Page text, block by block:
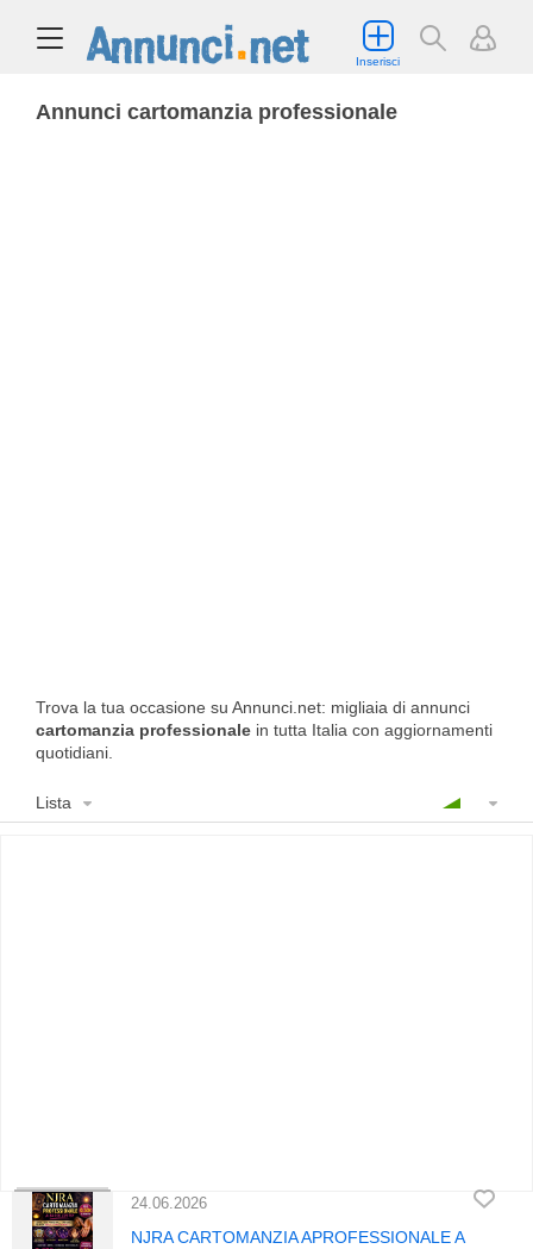
Inserisci
Annunci cartomanzia professionale
Trova la tua occasione su Annunci.net: migliaia di annunci
cartomanzia professionale in tutta Italia con aggiornamenti
quotidiani.
Lista
24.06.2026
NJRA CARTOMANZIA APROFESSIONALE A